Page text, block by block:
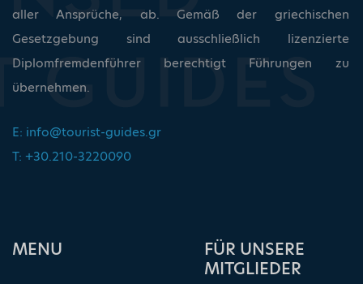
aller Ansprüche, ab. Gemäß der griechischen
Gesetzgebung sind ausschließlich lizenzierte
Diplomfremdenführer berechtigt Führungen zu
übernehmen.
E: info@tourist-guides.gr
T: +30.210-3220090
ΜΕΝU
FÜR UNSERE
MITGLIEDER